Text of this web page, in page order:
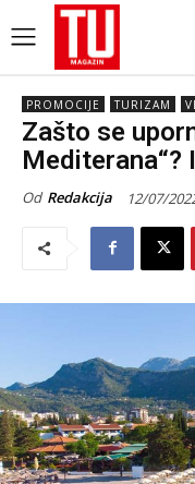
PROMOCIJE TURIZAM
Zašto se
Mediterana“?
Od Redakcija 12/07/